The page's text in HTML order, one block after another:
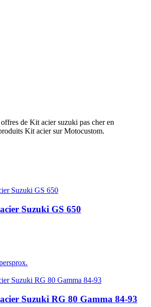
de Kit acier suzuki pas cher en
Kit acier sur Motocustom.
Suzuki GS 650
Suzuki RG 80 Gamma 84-93